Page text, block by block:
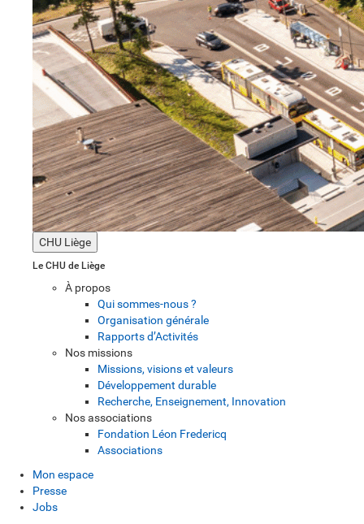
CHU Liège
Le CHU de Liège
À propos
Qui sommes-nous ?
Organisation générale
Rapports d’Activités
Nos missions
Missions, visions et valeurs
Développement durable
Recherche, Enseignement, Innovation
Nos associations
Fondation Léon Fredericq
Associations
Mon espace
Presse
Jobs